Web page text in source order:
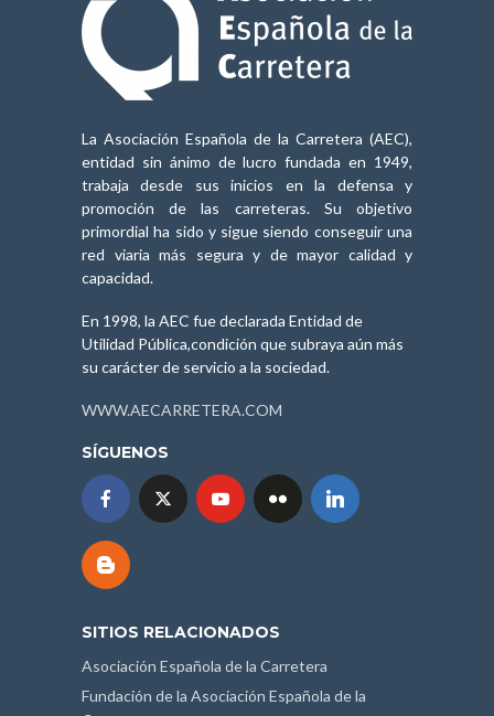
La Asociación Española de la Carretera (AEC),
entidad sin ánimo de lucro fundada en 1949,
trabaja desde sus inicios en la defensa y
promoción de las carreteras. Su objetivo
primordial ha sido y sigue siendo conseguir una
red viaria más segura y de mayor calidad y
capacidad.
En 1998, la AEC fue declarada Entidad de
Utilidad Pública,condición que subraya aún más
su carácter de servicio a la sociedad.
WWW.AECARRETERA.COM
SÍGUENOS
SITIOS RELACIONADOS
Asociación Española de la Carretera
Fundación de la Asociación Española de la